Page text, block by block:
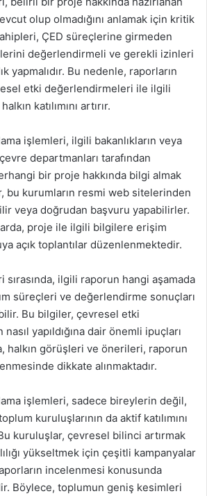
olup olmadığını anlamak için kritik
ÇED süreçlerine girmeden
değerlendirmeli ve gerekli izinleri
yapmalıdır. Bu nedenle, raporların
etki değerlendirmeleri ile ilgili
katılımını artırır.
işlemleri, ilgili bakanlıkların veya
departmanları tarafından
bir proje hakkında bilgi almak
bu kurumların resmi web sitelerinden
veya doğrudan başvuru yapabilirler.
proje ile ilgili bilgilere erişim
açık toplantılar düzenlenmektedir.
sırasında, ilgili raporun hangi aşamada
süreçleri ve değerlendirme sonuçları
Bu bilgiler, çevresel etki
yapıldığına dair önemli ipuçları
halkın görüşleri ve önerileri, raporun
dikkate alınmaktadır.
işlemleri, sadece bireylerin değil,
kuruluşlarının da aktif katılımını
kuruluşlar, çevresel bilinci artırmak
yükseltmek için çeşitli kampanyalar
incelenmesi konusunda
Böylece, toplumun geniş kesimleri